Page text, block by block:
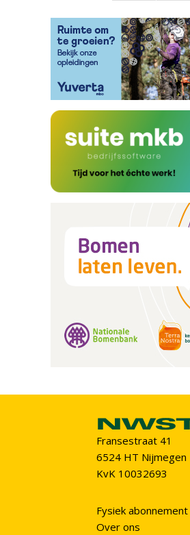
Fransestraat 41
6524 HT Nijmegen
KvK 10032693
Fysiek abonnement
Over ons